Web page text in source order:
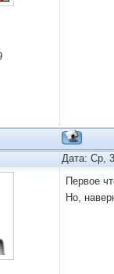
Дата: Ср,
Первое
Но,